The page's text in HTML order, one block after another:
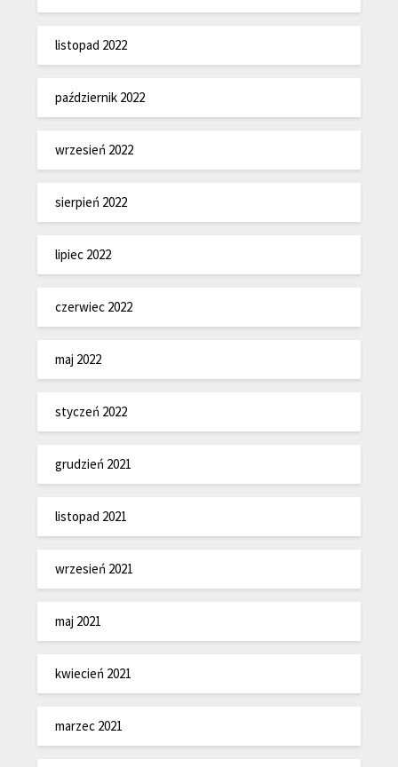
listopad 2022
październik 2022
wrzesień 2022
sierpień 2022
lipiec 2022
czerwiec 2022
maj 2022
styczeń 2022
grudzień 2021
listopad 2021
wrzesień 2021
maj 2021
kwiecień 2021
marzec 2021